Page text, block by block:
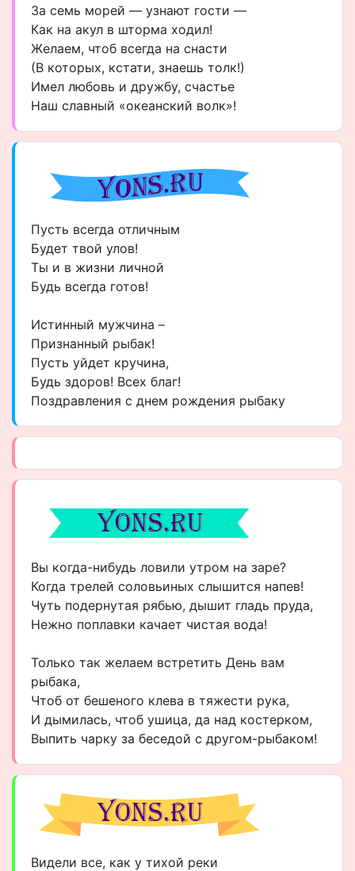
За семь морей — узнают гости —
Как на акул в шторма ходил!
Желаем, чтоб всегда на снасти
(В которых, кстати, знаешь толк!)
Имел любовь и дружбу, счастье
Наш славный «океанский волк»!
Пусть всегда отличным
Будет твой улов!
Ты и в жизни личной
Будь всегда готов!
Истинный мужчина –
Признанный рыбак!
Пусть уйдет кручина,
Будь здоров! Всех благ!
Поздравления с днем рождения рыбаку
Вы когда-нибудь ловили утром на заре?
Когда трелей соловьиных слышится напев!
Чуть подернутая рябью, дышит гладь пруда,
Нежно поплавки качает чистая вода!
Только так желаем встретить День вам
рыбака,
Чтоб от бешеного клева в тяжести рука,
И дымилась, чтоб ушица, да над костерком,
Выпить чарку за беседой с другом-рыбаком!
Видели все, как у тихой реки